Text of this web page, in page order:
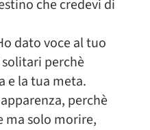
che credevi di
dato voce al tuo
perchè
e la tua meta.
perchè
ma solo morire,